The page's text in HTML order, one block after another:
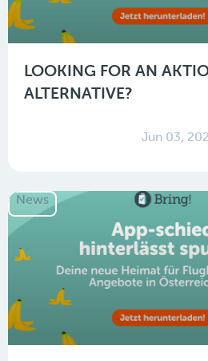
LOOKING FOR AN
ALTERNATIVE?
Jun 03,
News